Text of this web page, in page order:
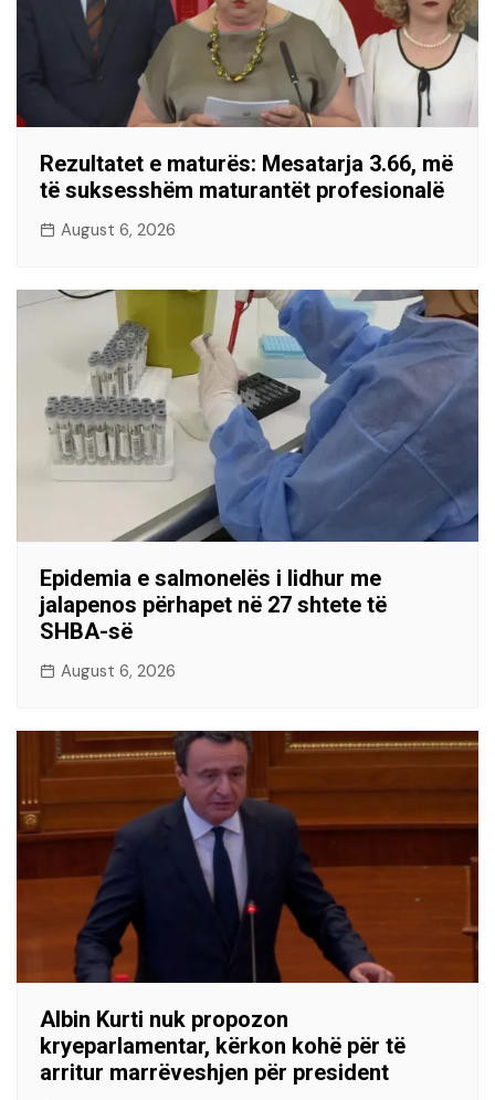
Rezultatet e maturës: Mesatarja 3.66, më
të suksesshëm maturantët profesionalë
August 6, 2026
Epidemia e salmonelës i lidhur me
jalapenos përhapet në 27 shtete të
SHBA-së
August 6, 2026
Albin Kurti nuk propozon
kryeparlamentar, kërkon kohë për të
arritur marrëveshjen për president